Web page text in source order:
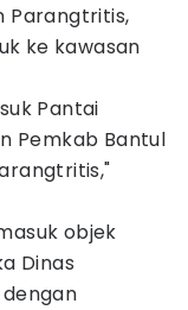
Parangtritis,
ke kawasan
Pantai
Pemkab Bantul
objek
Dinas